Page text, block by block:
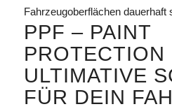
Fahrzeugoberflächen dauerhaft
PPF – PAINT
PROTECTION
ULTIMATIVE
FÜR DEIN